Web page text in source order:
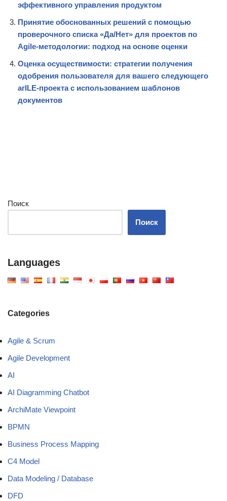
эффективного управления продуктом
Принятие обоснованных решений с помощью
проверочного списка «Да/Нет» для проектов по
Agile-методологии: подход на основе оценки
Оценка осуществимости: стратегии получения
одобрения пользователя для вашего следующего
агILE-проекта с использованием шаблонов
документов
Поиск
Поиск
Languages
Categories
Agile & Scrum
Agile Development
AI
AI Diagramming Chatbot
ArchiMate Viewpoint
BPMN
Business Process Mapping
C4 Model
Data Modeling / Database
DFD